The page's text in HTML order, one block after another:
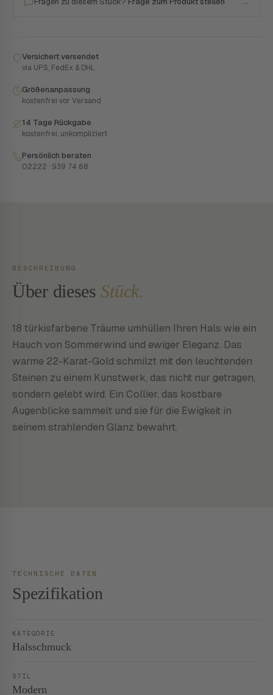
Versichert versendet
via UPS, FedEx & DHL
Größenanpassung
kostenfrei vor Versand
14 Tage Rückgabe
kostenfrei, unkompliziert
Persönlich beraten
02222 · 939 74 68
BESCHREIBUNG
Über dieses Stück.
18 türkisfarbene Träume umhüllen Ihren Hals wie ein
Hauch von Sommerwind und ewiger Eleganz. Das
warme 22-Karat-Gold schmilzt mit den leuchtenden
Steinen zu einem Kunstwerk, das nicht nur getragen,
sondern gelebt wird. Ein Collier, das kostbare
Augenblicke sammelt und sie für die Ewigkeit in
seinem strahlenden Glanz bewahrt.
TECHNISCHE DATEN
Spezifikation
KATEGORIE
Halsschmuck
STIL
Modern